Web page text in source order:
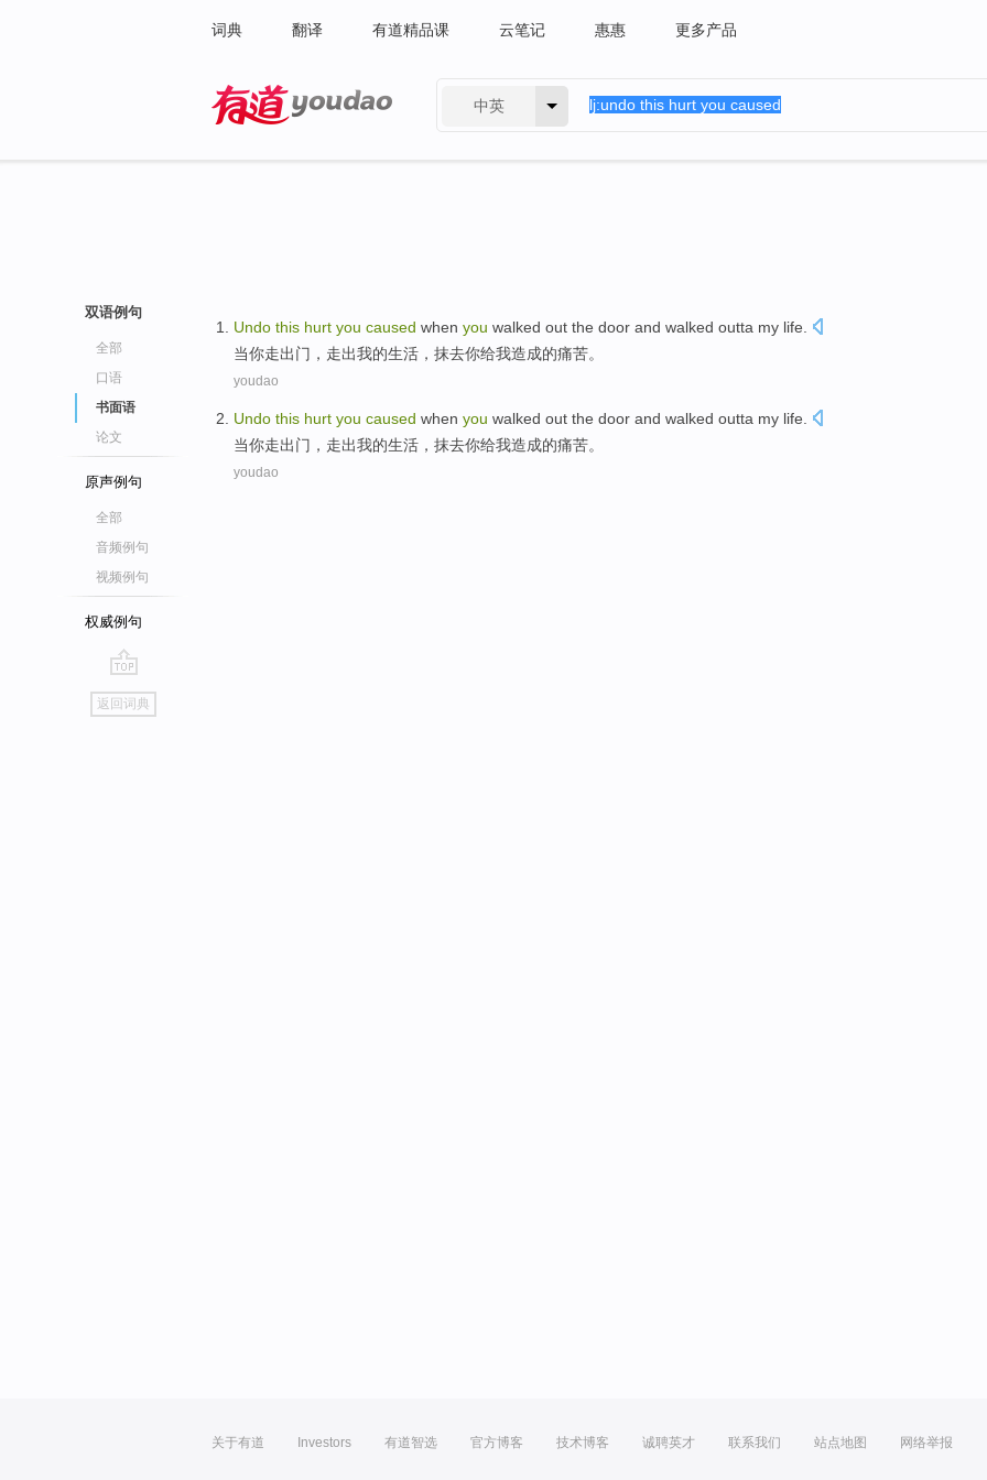
词典 翻译 有道精品课 云笔记 惠惠 更多产品
中英
双语例句
全部
口语
书面语
论文
原声例句
全部
音频例句
视频例句
权威例句
go
top
返回词典
Undo this hurt you caused when you walked out the door and walked outta my life
当你走出门 ， 走出我的生活，抹去你给我造成的痛苦。
youdao
Undo this hurt you caused when you walked out the door and walked outta my life
当你走出门 ， 走出我的生活，抹去你给我造成的痛苦。
youdao
关于有道 Investors 有道智选 官方博客 技术博客 诚聘英才 联系我们 站点地图 网络举报